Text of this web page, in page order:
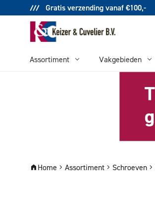
Gratis verzending vanaf €100,-
Assortiment Vakgebieden
Home Assortiment Schroeven